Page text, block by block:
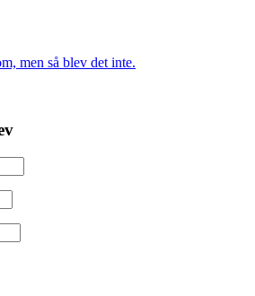
men så blev det inte.